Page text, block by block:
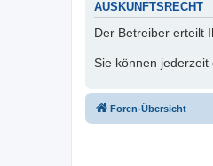
AUSKUNFTSRECHT
Der Betreiber erteilt
Sie können
Foren-Übersicht